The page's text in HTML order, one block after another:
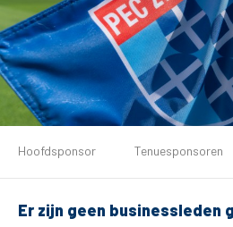
Tickets
Matchdays
Hoofdsponsor Tenuesponsoren
Er zijn geen businessleden